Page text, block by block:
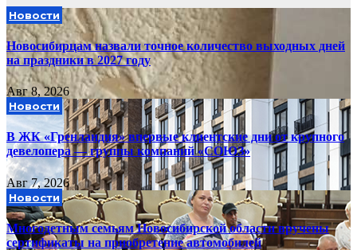
Новости
Новосибирцам назвали точное количество выходных дней
на праздники в 2027 году
Авг 8, 2026
Новости
В ЖК «Гренландия» впервые клиентские дни от крупного
девелопера — группы компаний «СОЮЗ»
Авг 7, 2026
Новости
Многодетным семьям Новосибирской области вручены
сертификаты на приобретение автомобилей